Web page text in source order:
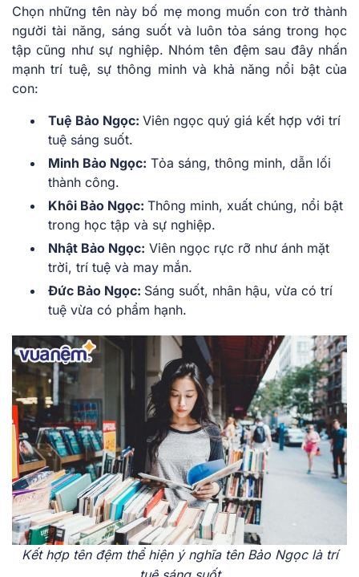
Chọn những tên này bố mẹ mong muốn con trở thành
người tài năng, sáng suốt và luôn tỏa sáng trong học
tập cũng như sự nghiệp. Nhóm tên đệm sau đây nhấn
mạnh trí tuệ, sự thông minh và khả năng nổi bật của
con:
Tuệ Bảo Ngọc: Viên ngọc quý giá kết hợp với trí
tuệ sáng suốt.
Minh Bảo Ngọc: Tỏa sáng, thông minh, dẫn lối
thành công.
Khôi Bảo Ngọc: Thông minh, xuất chúng, nổi bật
trong học tập và sự nghiệp.
Nhật Bảo Ngọc: Viên ngọc rực rỡ như ánh mặt
trời, trí tuệ và may mắn.
Đức Bảo Ngọc: Sáng suốt, nhân hậu, vừa có trí
tuệ vừa có phẩm hạnh.
Kết hợp tên đệm thể hiện ý nghĩa tên Bảo Ngọc là trí